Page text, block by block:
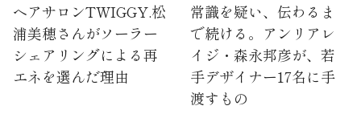
ヘアサロンTWIGGY.松
浦美穂さんがソーラー
シェアリングによる再
エネを選んだ理由
常識を疑い、伝わるま
で続ける。アンリアレ
イジ・森永邦彦が、若
手デザイナー17名に手
渡すもの